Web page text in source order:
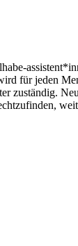
für jeden
zuständig.